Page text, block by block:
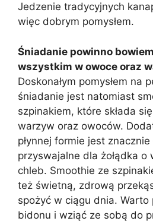
Jedzenie tradycyjnych
więc dobrym pomysłem.
Śniadanie powinno
wszystkim w owoce oraz
Doskonałym pomysłem na
śniadanie jest natomiast
szpinakiem, które składa
warzyw oraz owoców.
płynnej formie jest znacznie
przyswajalne dla żołądka o
chleb. Smoothie ze
też świetną, zdrową
spożyć w ciągu dnia. Warto
bidonu i wziąć ze sobą do